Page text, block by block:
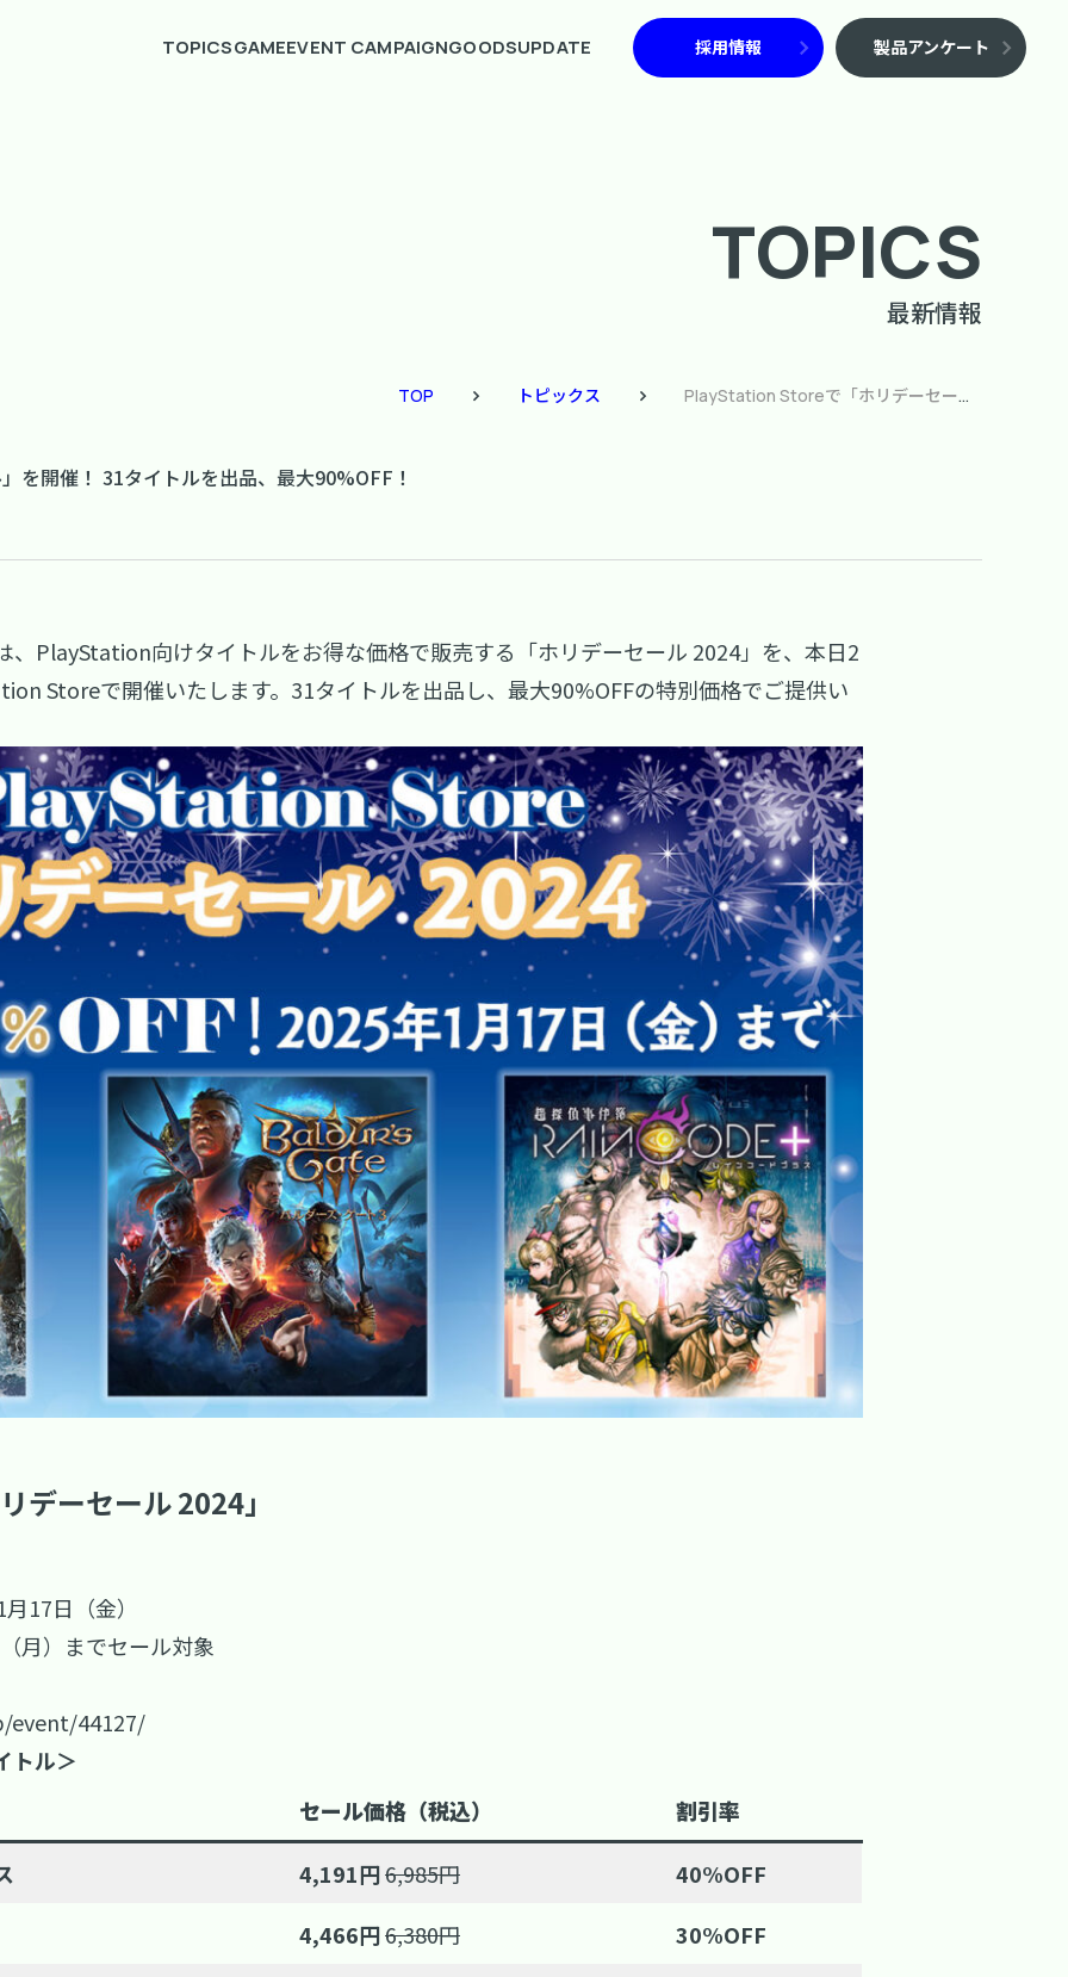
TOPICSGAMEEVENT CAMPAIGNGOODSUPDATE 採用情報 製品アンケート
TOPICS
最新情報
TOP トピックス PlayStation Storeで「ホリデーセール」を開催！ 31タイトルを出品、最大90%OFF！
開催！ 31タイトルを出品、最大90%OFF！
、PlayStation向けタイトルをお得な価格で販売する「ホリデーセール 2024」を、本日2
Storeで開催いたします。31タイトルを出品し、最大90%OFFの特別価格でご提供い
ーセール 2024」
17日（金）
月）までセール対象
event/44127/
トル＞
セール価格（税込）
割引率
4,191円6,985円
40%OFF
4,466円6,380円
30%OFF